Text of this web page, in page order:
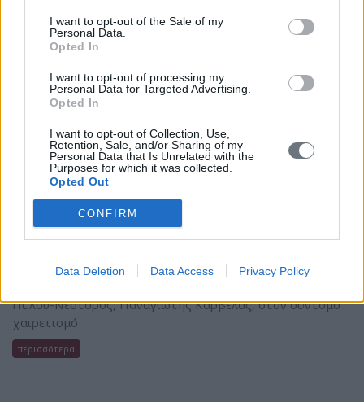
I want to opt-out of the Sale of my
Personal Data.
Opted In
I want to opt-out of processing my
Personal Data for Targeted Advertising.
Opted In
I want to opt-out of Collection, Use,
Retention, Sale, and/or Sharing of my
Personal Data that Is Unrelated with the
Purposes for which it was collected.
Opted Out
CONFIRM
Data Deletion Data Access Privacy Policy
Πραγματοποίηση
Τηλεδιάσκεψης του
Δικτύου για τη
για την Ανάληψη Κοινών
Δράσεων
Δευτέρα, 7 Ιουνίου 2021
Την Τετάρτη 2 Ιουνίου
2021, στο πλαίσιο
ανάληψης από την Ελλάδα του συντονισμού του Δικτύου
των 7 χωρών και των Εμβληματικών Κοινοτήτων που
υποστήριξαν την εγγραφή της Μεσογειακής Διατροφής
στον Αντιπροσωπευτικό Κατάλογο της UNESCO, το
Μανιατάκειον Ίδρυμα, σε συνεργασία με τον Δήμο Πύλου-
Δικτύου. Σκοπός της τηλεδιάσκεψης ήταν η λήψη
Πύλου-Νέστορος, Παναγιώτης Καρβέλας, στον σύντομο
χαιρετισμό
περισσότερα